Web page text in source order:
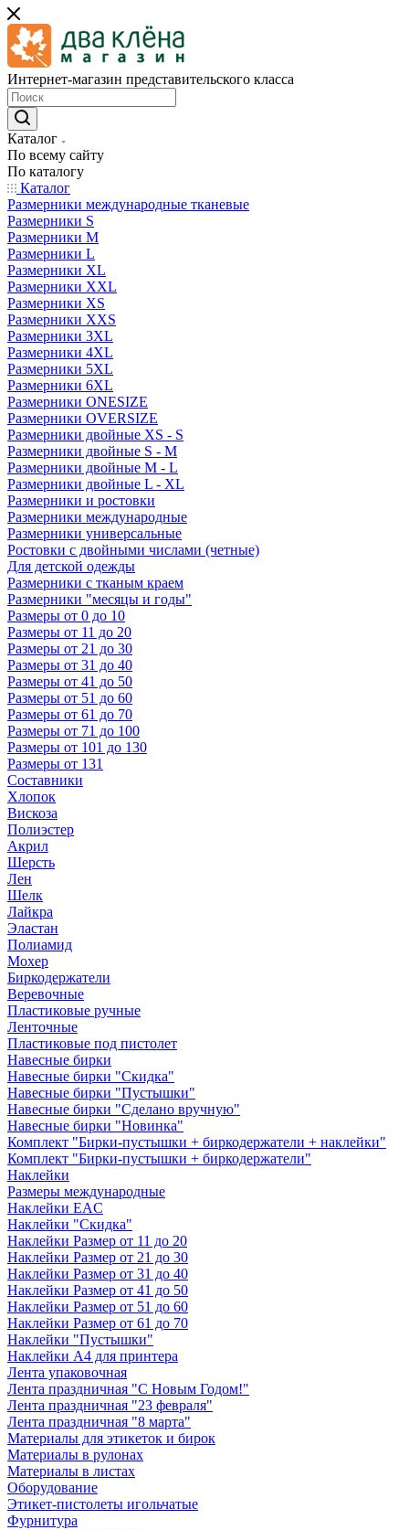
Интернет-магазин представительского класса
Каталог
По всему сайту
По каталогу
Каталог
Размерники международные тканевые
Размерники S
Размерники M
Размерники L
Размерники XL
Размерники XXL
Размерники XS
Размерники XXS
Размерники 3XL
Размерники 4XL
Размерники 5XL
Размерники 6XL
Размерники ONESIZE
Размерники OVERSIZE
Размерники двойные XS - S
Размерники двойные S - M
Размерники двойные M - L
Размерники двойные L - XL
Размерники и ростовки
Размерники международные
Размерники универсальные
Ростовки с двойными числами (четные)
Для детской одежды
Размерники с тканым краем
Размерники "месяцы и годы"
Размеры от 0 до 10
Размеры от 11 до 20
Размеры от 21 до 30
Размеры от 31 до 40
Размеры от 41 до 50
Размеры от 51 до 60
Размеры от 61 до 70
Размеры от 71 до 100
Размеры от 101 до 130
Размеры от 131
Составники
Хлопок
Вискоза
Полиэстер
Акрил
Шерсть
Лен
Шелк
Лайкра
Эластан
Полиамид
Мохер
Биркодержатели
Веревочные
Пластиковые ручные
Ленточные
Пластиковые под пистолет
Навесные бирки
Навесные бирки "Скидка"
Навесные бирки "Пустышки"
Навесные бирки "Сделано вручную"
Навесные бирки "Новинка"
Комплект "Бирки-пустышки + биркодержатели + наклейки"
Комплект "Бирки-пустышки + биркодержатели"
Наклейки
Размеры международные
Наклейки EAC
Наклейки "Скидка"
Наклейки Размер от 11 до 20
Наклейки Размер от 21 до 30
Наклейки Размер от 31 до 40
Наклейки Размер от 41 до 50
Наклейки Размер от 51 до 60
Наклейки Размер от 61 до 70
Наклейки "Пустышки"
Наклейки А4 для принтера
Лента упаковочная
Лента праздничная "С Новым Годом!"
Лента праздничная "23 февраля"
Лента праздничная "8 марта"
Материалы для этикеток и бирок
Материалы в рулонах
Материалы в листах
Оборудование
Этикет-пистолеты игольчатые
Фурнитура